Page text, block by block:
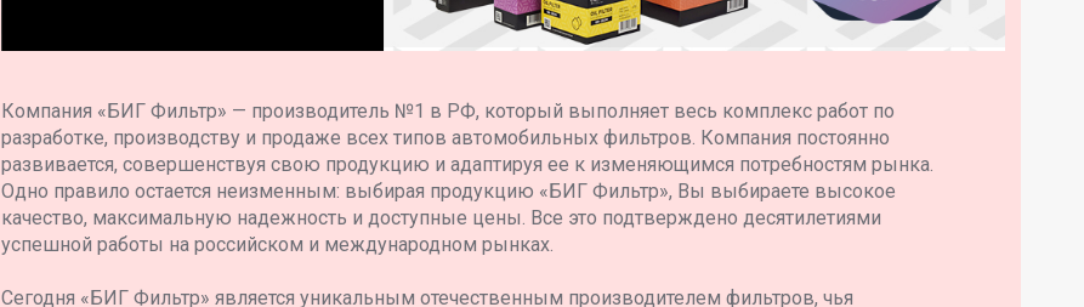
Компания «БИГ Фильтр» — производитель №1 в РФ, который выполняет весь комплекс работ по
разработке, производству и продаже всех типов автомобильных фильтров. Компания постоянно
развивается, совершенствуя свою продукцию и адаптируя ее к изменяющимся потребностям рынка.
Одно правило остается неизменным: выбирая продукцию «БИГ Фильтр», Вы выбираете высокое
качество, максимальную надежность и доступные цены. Все это подтверждено десятилетиями
успешной работы на российском и международном рынках.
Сегодня «БИГ Фильтр» является уникальным отечественным производителем фильтров, чья